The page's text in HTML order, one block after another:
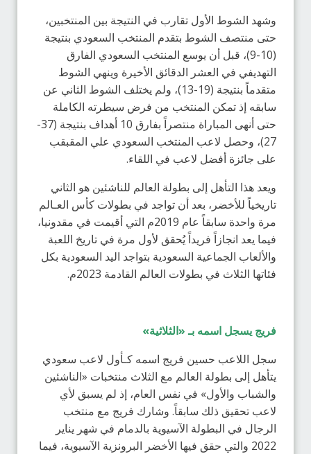
وشهد الشوط الأول تقارب في النتيجة بين المنتخبين،
حتى منتصف الشوط بتقدم المنتخب السعودي بنتيجة
(10-9)، قبل أن يوسع المنتخب السعودي الفارق
التهديفي في العشر الدقائق الأخيرة وينهي الشوط
متقدماً بنتيجة (19-13)، ولم يختلف الشوط الثاني عن
سابقه إذ تمكن المنتخب من فرض سيطرته الكاملة
حتى أنهى المباراة منتصراً بفارق 10 أهداف بنتيجة (37-
27)، وحصل لاعب المنتخب السعودي علي المقبقب
على جائزة أفضل لاعب في اللقاء.
ويعد هذا التأهل إلى بطولة العالم للناشئين هو الثاني
تاريخياً للأخضر، بعد أن تواجد في بطولات كأس العـالم
مرة واحدة سابقاً عام 2019م التي أقيمت في مقدونيا،
فيما يعد انجازاً فريداً يُحقق لأول مرة في تاريخ اللعبة
والألعاب الجماعية السعودية بتواجد اليد السعودية بكل
فئاتها الثلاث في بطولات العالم القادمة 2023م.
فريج يسجل اسمه بـ «الثلاثية»
سجل اللاعب حسين فريج اسمه كـأول لاعب سعودي
يتأهل إلى بطولة العالم مع الثلاث منتخبات «الناشئين
والشباب والأول» في نفس العام، إذ لم يسبق لأي
لاعب تحقيق ذلك سابقاً. وشارك فريج مع منتخب
الرجال في البطولة الآسيوية بالدمام في شهر يناير
2022 والتي حقق فيها الأخضر البرونزية الآسيوية، فيما